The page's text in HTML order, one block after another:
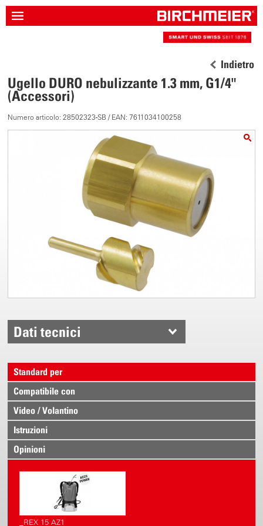
Indietro
Ugello DURO nebulizzante 1.3 mm, G1/4"
(Accessori)
Numero articolo: 28502323-SB / EAN: 7611034100258
Dati tecnici
Standard per
Compatibile con
Video / Volantino
Istruzioni
Opinioni
_REX 15 AZ1